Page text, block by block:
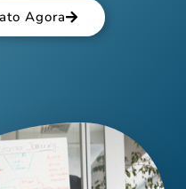
Agora